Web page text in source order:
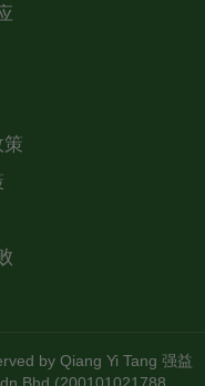
by Qiang Yi Tang 强益